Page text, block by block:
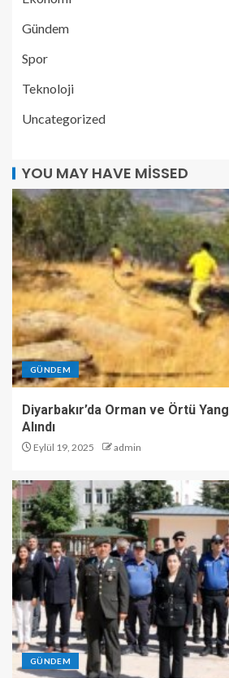
Gündem
Spor
Teknoloji
Uncategorized
YOU MAY HAVE MISSED
GÜNDEM
Diyarbakır’da Orman ve Örtü
Alındı
Eylül 19, 2025 admin
GÜNDEM